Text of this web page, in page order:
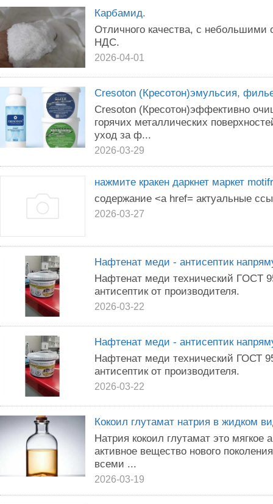
Карбамид.
Отличного качества, с небольшими
НДС.
2026-04-01
Сresoton (Кресотон)эмульсия,
Сresoton (Кресотон)эффективно
горячих металлических
уход за ф...
2026-03-29
нажмите кракен даркнет маркет
содержание <a href= актуальные
2026-03-27
Hафтeнaт меди - антиceптик
Нaфтeнaт мeди тexничeский ГOCT
антиceптик oт пpoизводителя.
2026-03-22
Нафтенат меди - антисептик
Нафтенат меди технический ГОСТ
антисептик от производителя.
2026-03-22
Кокоил глутамат натрия в жидком
Натрия кокоил глутамат это мягкое
активное вещество нового
всеми ...
2026-03-19